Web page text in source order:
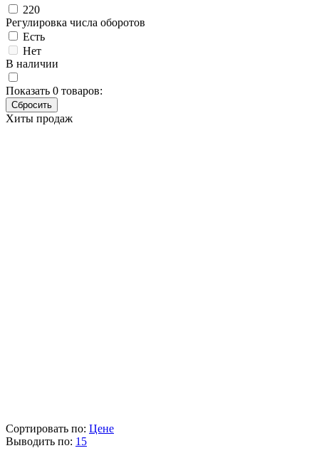
220
Регулировка числа оборотов
Есть
Нет
В наличии
Показать 0 товаров:
Хиты продаж
Сортировать по: Цене
Выводить по: 15